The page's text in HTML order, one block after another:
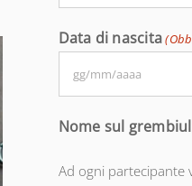
Data di nascita
GG
slash
slash
Nome sul
Ad ogni